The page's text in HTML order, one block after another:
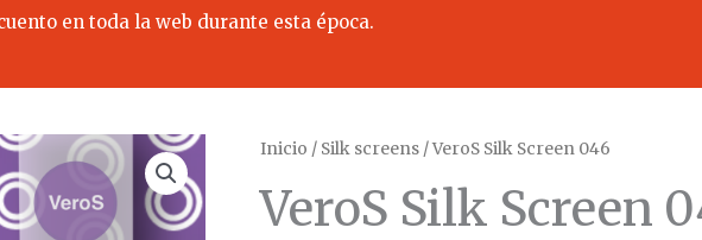
en toda la web durante esta época.
Inicio / Silk screens / VeroS Silk Screen 046
VeroS Silk Screen